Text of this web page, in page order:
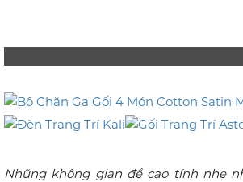
Những không gian đề cao tính nhẹ